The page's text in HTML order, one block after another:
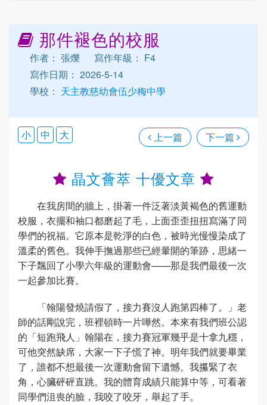
那件褪色的校服
作者： 張爍
寫作年級： F4
寫作日期： 2026-5-14
學校： 天主教慈幼會伍少梅中學
上一篇 下一篇
小 中 大
晶文薈萃 十優文章
在我房間的牆上，掛著一件泛著淡黃褐色的舊運動
校服，衣擺和袖口都磨起了毛，上面歪歪扭扭寫滿了同
學們的祝福。它原本是乾淨的白色，被時光慢慢染成了
溫柔的舊色。我伸手撫過那些已經暈開的筆跡，思緒一
下子飄回了小學六年級的運動會——那是我們最後一次
一起參加比賽。
「翰陽發燒請假了，接力賽沒人跑第四棒了。」老
師的話剛說完，班裡頓時一片嘩然。本來有我們班公認
的「短跑飛人」翰陽在，接力賽冠軍幾乎是十拿九穩，
可他突然缺席，大家一下子慌了神。明年我們就要畢業
了，誰都不想最後一次運動會留下遺憾。我攥緊了衣
角，心臟砰砰直跳。我的體育成績只能算中等，可看著
同學們沮喪的臉，我咬了咬牙，舉起了手。